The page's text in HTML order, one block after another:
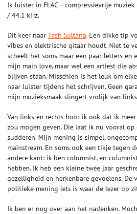
Ik luister in FLAC – compressievrije
/ 44.1 kHz.
Dit keer naar Tash Sultana. Een dikke tip
vibes en elektrische gitaar houdt. Niet te
scheelt het soms maar een paar letters en
mijn main love, maar wel een artiest die
blijven staan. Misschien is het leuk om
naar luister tijdens het schrijven. Geen
mijn muzieksmaak slingert vrolijk van
Van links en rechts hoor ik ook dat ik
zou mogen geven. Die laat ik nu vooral op
sudderen. Mijn mening is simpel,
mainstream. En soms ook een tikje tegen
andere kant: ik ben columnist, en
hebben. Ik heb een kleine twee jaar
gezelligheid en herkenbare gevoelens. De
politieke mening iets is waar de lezer op
Ik ben er nog over aan het nadenken.